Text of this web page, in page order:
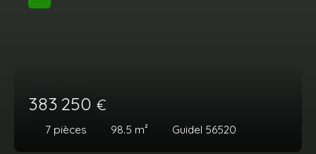
383 250 €
7 pièces 98.5 m² Guidel 56520